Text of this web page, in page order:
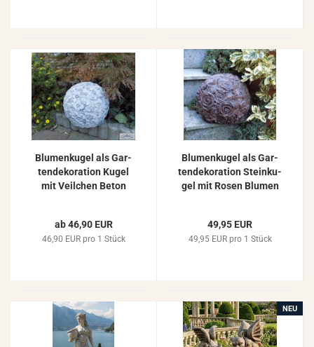
Blu­men­ku­gel als Gar­
ten­de­ko­ra­ti­on Kugel
mit Veil­chen Beton
ST110021
ab 46,90 EUR
46,90 EUR pro 1 Stück
Blu­men­ku­gel als Gar­
ten­de­ko­ra­ti­on Stein­ku­
gel mit Rosen Blu­men
S110027B
49,95 EUR
49,95 EUR pro 1 Stück
NEU